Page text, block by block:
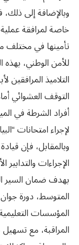
وبالإضافة إلى
خاصة لمرافقة
تأمينها في مختلف
للأمن الوطني، بهذه
التلاميذ المرافقين
التوقف العشوائي
أفراد الشرطة في
لإجراء امتحانات
وبالمقابل، فإن
الإجراءات
بهدف ضمان السير
المؤسسات
المراقبة، مع تسهيل